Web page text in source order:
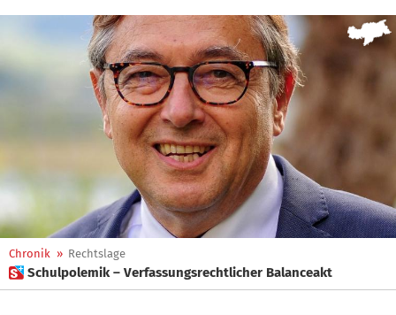
Chronik » Rechtslage
 Schulpolemik – Verfassungsrechtlicher Balanceakt